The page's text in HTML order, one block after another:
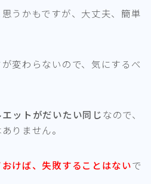
うかもですが、大丈夫、簡単
変わらないので、気にするべ
ットがだいたい同じなので、
りません。
けば、失敗することはないで